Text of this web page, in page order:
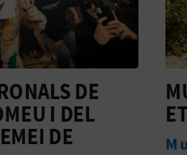
MUSEU
ETNOLÒGIC
Musées